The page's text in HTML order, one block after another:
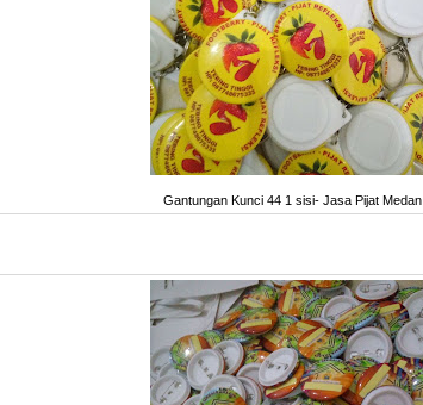
Gantungan Kunci 44 1 sisi- Jasa Pijat Medan